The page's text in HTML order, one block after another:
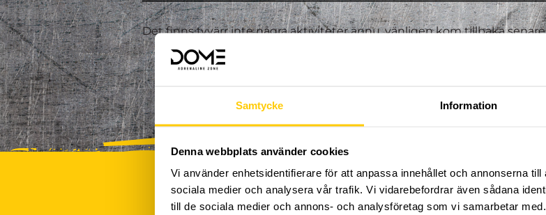
Samtycke Information
Denna webbplats använder cookies
Vi använder enhetsidentifierare för att anpassa innehållet och annonserna
sociala medier och analysera vår trafik. Vi vidarebefordrar även sådana
till de sociala medier och annons- och analysföretag som vi samarbetar
Det finns tyvärr inte några aktiviteter ännu, vänligen kom tillbaka